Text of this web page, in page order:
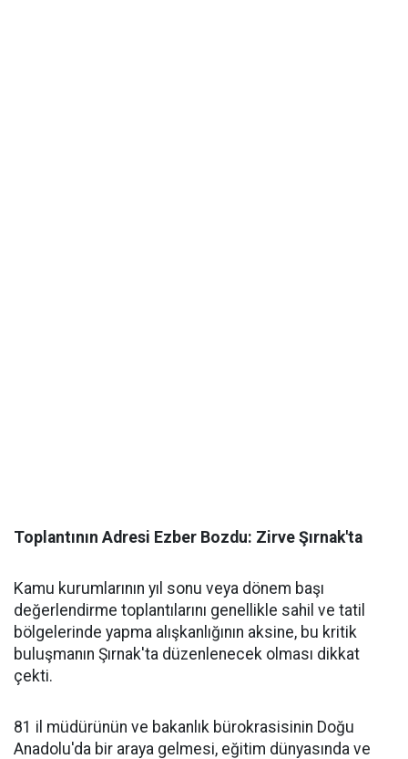
​Toplantının Adresi Ezber Bozdu: Zirve Şırnak'ta
​Kamu kurumlarının yıl sonu veya dönem başı
değerlendirme toplantılarını genellikle sahil ve tatil
bölgelerinde yapma alışkanlığının aksine, bu kritik
buluşmanın Şırnak'ta düzenlenecek olması dikkat
çekti.
​81 il müdürünün ve bakanlık bürokrasisinin Doğu
Anadolu'da bir araya gelmesi, eğitim dünyasında ve